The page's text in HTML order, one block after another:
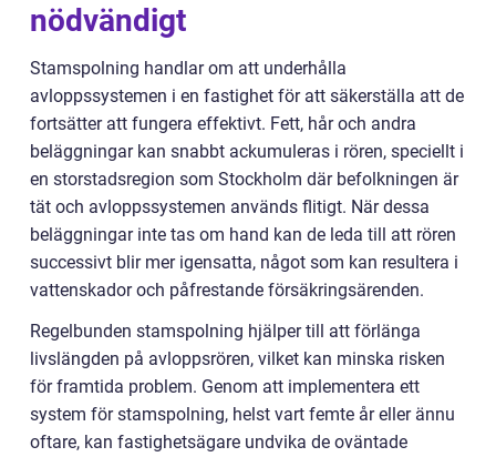
nödvändigt
Stamspolning handlar om att underhålla
avloppssystemen i en fastighet för att säkerställa att de
fortsätter att fungera effektivt. Fett, hår och andra
beläggningar kan snabbt ackumuleras i rören, speciellt i
en storstadsregion som Stockholm där befolkningen är
tät och avloppssystemen används flitigt. När dessa
beläggningar inte tas om hand kan de leda till att rören
successivt blir mer igensatta, något som kan resultera i
vattenskador och påfrestande försäkringsärenden.
Regelbunden stamspolning hjälper till att förlänga
livslängden på avloppsrören, vilket kan minska risken
för framtida problem. Genom att implementera ett
system för stamspolning, helst vart femte år eller ännu
oftare, kan fastighetsägare undvika de oväntade